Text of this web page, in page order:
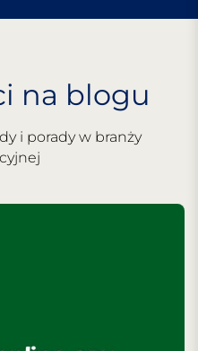
na blogu
i porady w branży